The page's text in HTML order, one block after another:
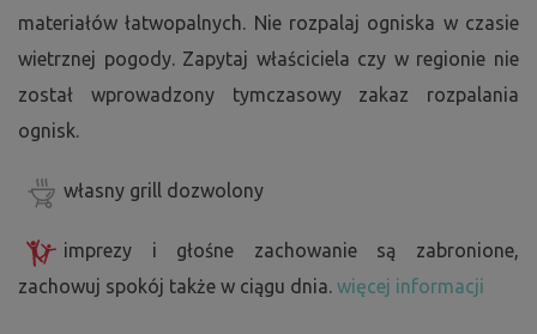
materiałów łatwopalnych. Nie rozpalaj ogniska w czasie
wietrznej pogody. Zapytaj właściciela czy w regionie nie
został wprowadzony tymczasowy zakaz rozpalania
ognisk.
własny grill dozwolony
imprezy i głośne zachowanie są zabronione,
zachowuj spokój także w ciągu dnia. więcej informacji